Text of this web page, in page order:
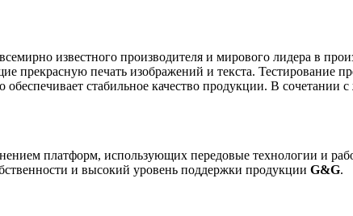
известного производителя и мирового лидера в
прекрасную печать изображений и текста. Тестирование
стабильное качество продукции. В сочетании
платформ, использующих передовые технологии и
и высокий уровень поддержки продукции G&G.